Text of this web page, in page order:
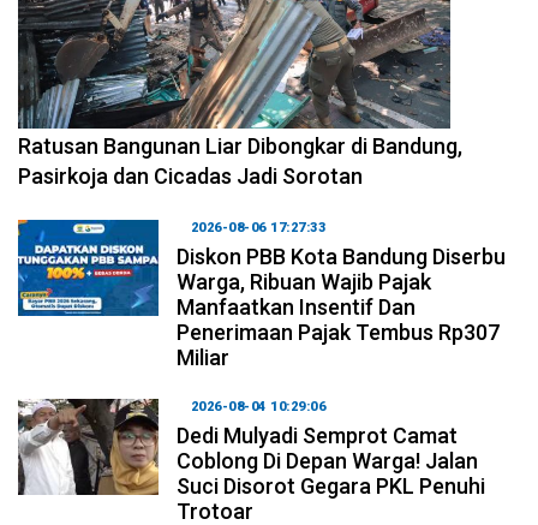
2026-08-06 17:34:08
Ratusan Bangunan Liar Dibongkar di Bandung,
Pasirkoja dan Cicadas Jadi Sorotan
2026-08-06 17:27:33
Diskon PBB Kota Bandung Diserbu
Warga, Ribuan Wajib Pajak
Manfaatkan Insentif Dan
Penerimaan Pajak Tembus Rp307
Miliar
2026-08-04 10:29:06
Dedi Mulyadi Semprot Camat
Coblong Di Depan Warga! Jalan
Suci Disorot Gegara PKL Penuhi
Trotoar